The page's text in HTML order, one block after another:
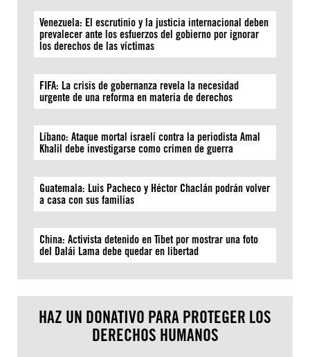
Venezuela: El escrutinio y la justicia internacional deben
prevalecer ante los esfuerzos del gobierno por ignorar
los derechos de las víctimas
FIFA: La crisis de gobernanza revela la necesidad
urgente de una reforma en materia de derechos
Líbano: Ataque mortal israelí contra la periodista Amal
Khalil debe investigarse como crimen de guerra
Guatemala: Luis Pacheco y Héctor Chaclán podrán volver
a casa con sus familias
China: Activista detenido en Tíbet por mostrar una foto
del Dalái Lama debe quedar en libertad
HAZ UN DONATIVO PARA PROTEGER LOS
DERECHOS HUMANOS